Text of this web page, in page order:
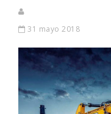
31 mayo 2018